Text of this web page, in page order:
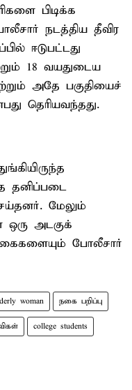
பிடிக்க
நடத்திய தீவிர
ஈடுபட்டது
18 வயதுடைய
அதே பகுதியைச்
தெரியவந்தது.
தனிப்படை
மேலும்
ஒரு அடகுக்
போலீசார்
woman நகை பறிப்பு
college students